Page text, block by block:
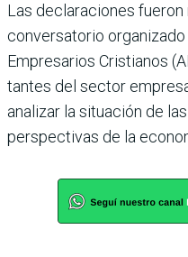
Las declaraciones fueron
conversa­torio
Empresarios Cristianos
tantes del sector
analizar la situación de
perspectivas de la